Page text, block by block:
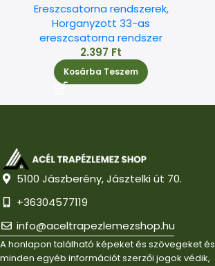
Ereszcsatorna rendszerek,
Horganyzott 33-as
ereszcsatorna rendszer
2.397 Ft
Kosárba Teszem
5100 Jászberény, Jásztelki út 70.
+36304577119
info@aceltrapezlemezshop.hu
A honlapon található képeket és szövegeket és
minden egyéb információt szerzői jogok védik,